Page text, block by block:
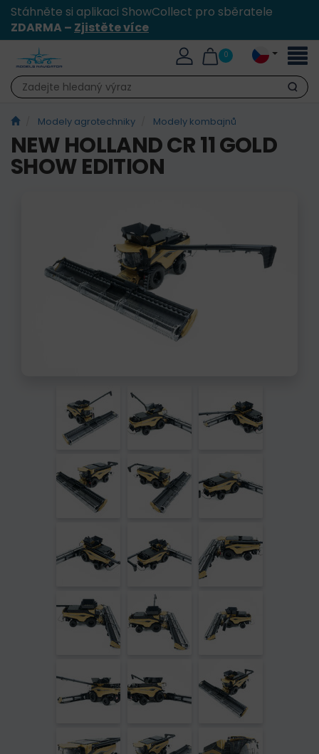
Stáhněte si aplikaci ShowCollect pro sběratele
ZDARMA – Zjistěte více
0
Hledat
Modely agrotechniky Modely kombajnů
NEW HOLLAND CR 11 GOLD
SHOW EDITION